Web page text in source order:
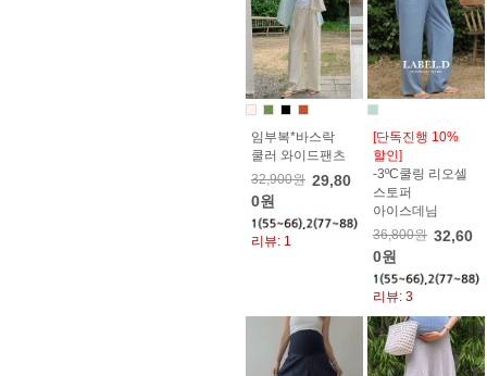
임부복*바스락
쿨러 와이드팬츠
32,900원 29,80
0원
리뷰: 1
[단독진행 10%
할인]
-3ºC쿨링 리오셀
스토퍼
아이스데님
36,800원 32,60
0원
리뷰: 3